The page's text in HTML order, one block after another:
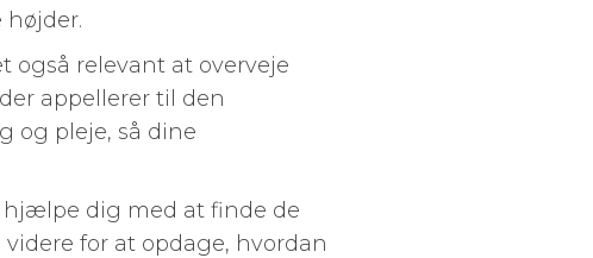
også relevant at overveje
appellerer til den
og pleje, så dine
hjælpe dig med at finde de
for at opdage, hvordan